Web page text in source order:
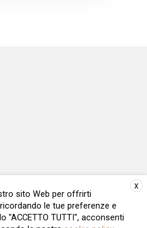
registrata al tribunale di
responsabile: Raffaella Roani
X
sito Web per offrirti
le tue preferenze e
"ACCETTO TUTTI", acconsenti